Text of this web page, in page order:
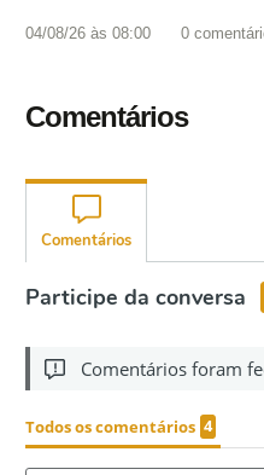
04/08/26 às 08:00 0
Comentários